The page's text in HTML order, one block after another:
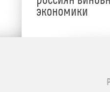
экономики